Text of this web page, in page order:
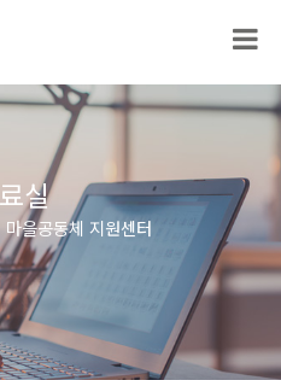
실
을공동체 지원센터